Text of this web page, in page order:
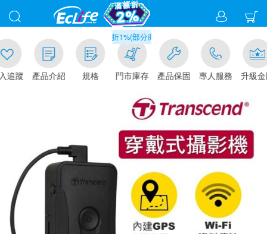
蹤 產品介紹 規格
滿千元門市取貨現折1%(部分商品不適用)-請點我看
門市庫存 產品保固 專人服務 升級金賺